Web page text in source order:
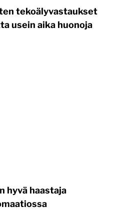
tekoälyvastaukset
usein aika huonoja
hyvä haastaja